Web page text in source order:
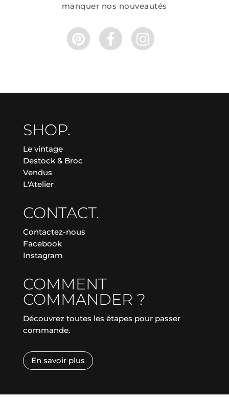
manquer nos nouveautés
SHOP.
Le vintage
Destock & Broc
Vendus
L'Atelier
CONTACT.
Contactez-nous
Facebook
Instagram
COMMENT
COMMANDER ?
Découvrez toutes les étapes pour passer
commande.
En savoir plus